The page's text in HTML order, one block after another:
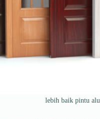
lebih baik pintu